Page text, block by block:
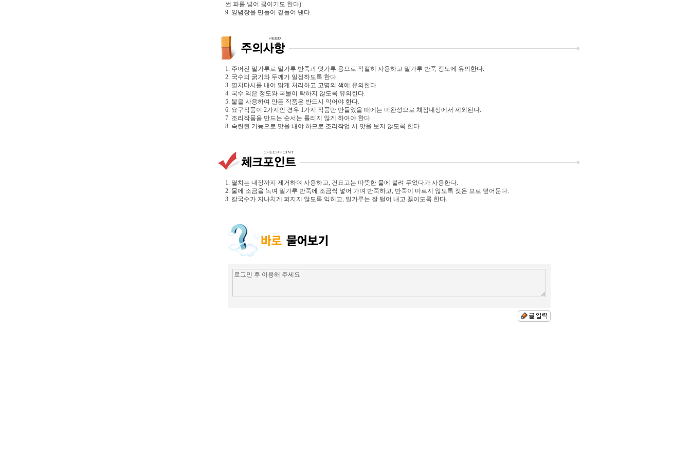
썬 파를 넣어 끓이기도 한다)
9. 양념장을 만들어 곁들여 낸다.
1. 주어진 밀가루로 밀가루 반죽과 덧가루 용으로 적절히 사용하고 밀가루 반죽 정도에 유의한다.
2. 국수의 굵기와 두께가 일정하도록 한다.
3. 멸치다시를 내어 맑게 처리하고 고명의 색에 유의한다.
4. 국수 익은 정도와 국물이 탁하지 않도록 유의한다.
5. 불을 사용하여 만든 작품은 반드시 익어야 한다.
6. 요구작품이 2가지인 경우 1가지 작품만 만들었을 때에는 미완성으로 채점대상에서 제외된다.
7. 조리작품을 만드는 순서는 틀리지 않게 하여야 한다.
8. 숙련된 기능으로 맛을 내야 하므로 조리작업 시 맛을 보지 않도록 한다.
1. 멸치는 내장까지 제거하여 사용하고, 건표고는 따뜻한 물에 불려 두었다가 사용한다.
2. 물에 소금을 녹여 밀가루 반죽에 조금씩 넣어 가며 반죽하고, 반죽이 마르지 않도록 젖은 보로 덮어둔다.
3. 칼국수가 지나치게 퍼지지 않도록 익히고, 밀가루는 잘 털어 내고 끓이도록 한다.